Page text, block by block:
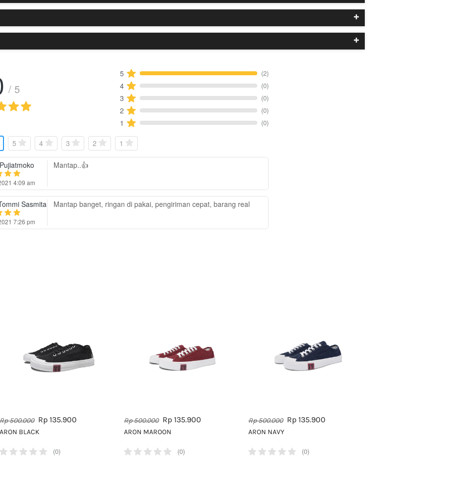
/ 5
5 (2)
4 (0)
3 (0)
2 (0)
1 (0)
5 4 3 2 1
4:09 am
Mantap..👍
Sasmita
7:26 pm
Mantap banget, ringan di pakai, pengiriman cepat, barang real
Rp 500.000 Rp 135.900
ARON BLACK
(0)
Rp 500.000 Rp 135.900
ARON MAROON
(0)
Rp 500.000 Rp 135.900
ARON NAVY
(0)